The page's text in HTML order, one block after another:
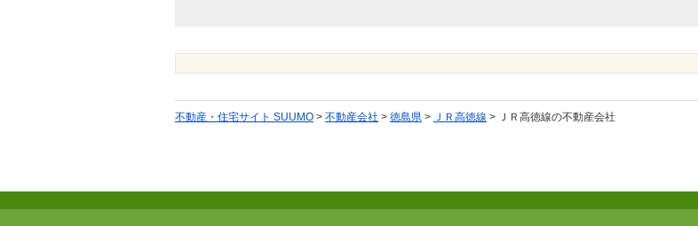
不動産・住宅サイト SUUMO > 不動産会社 > 徳島県 > ＪＲ高徳線 > ＪＲ高徳線の不動産会社